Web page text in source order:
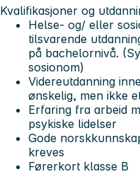
Kvalifikasjoner og
Helse- og/ eller
tilsvarende
på bachelornivå.
sosionom)
Videreutdanning
ønskelig, men ikke
Erfaring fra arbeid
psykiske lidelser
Gode
kreves
Førerkort klasse B